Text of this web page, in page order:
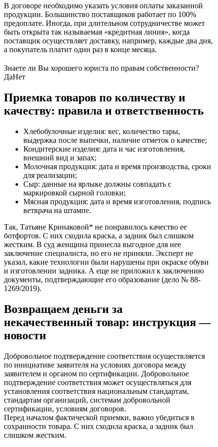
В договоре необходимо указать условия оплаты заказанной
продукции. Большинство поставщиков работает по 100%
предоплате. Иногда, при длительном сотрудничестве может
быть открыта так называемая «кредитная линия», когда
поставщик осуществляет доставку, например, каждые два дня,
а покупатель платит один раз в конце месяца.
Знаете ли Вы хорошего юриста по правам собственности?
ДаНет
Приемка товаров по количеству и
качеству: правила и ответственность
Хлебобулочные изделия: вес, количество тары,
выдержка после выпечки, наличие отметок о качестве;
Кондитерские изделия: дата и час изготовления,
внешний вид и запах;
Молочная продукция: дата и время производства, сроки
для реализации;
Сыр: данные на ярлыке должны совпадать с
маркировкой сырной головки;
Мясная продукция: дата и время изготовления, подпись
ветврача на штампе.
Так, Татьяне Кринаковой* не понравилось качество ее
ботфортов. С них сходила краска, а задник был слишком
жестким. В суд женщина принесла выгодное для нее
заключение специалиста, но его не приняли. Эксперт не
указал, какие технологии были нарушены при окраске обуви
и изготовлении задника. А еще не приложил к заключению
документы, подтверждающие его образование (дело № 88-
1269/2019).
Возвращаем деньги за
некачественный товар: инструкция —
новости
Добровольное подтверждение соответствия осуществляется
по инициативе заявителя на условиях договора между
заявителем и органом по сертификации. Добровольное
подтверждение соответствия может осуществляться для
установления соответствия национальным стандартам,
стандартам организаций, системам добровольной
сертификации, условиям договоров.
Перед началом фактической приемки, важно убедиться в
сохранности товара. С них сходила краска, а задник был
слишком жестким.